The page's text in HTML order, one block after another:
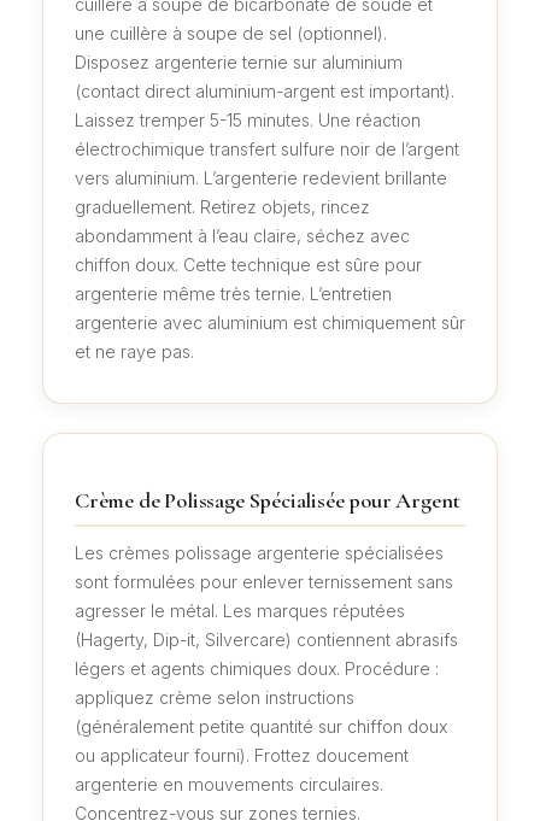
une cuillère à soupe de sel (optionnel).
Disposez argenterie ternie sur aluminium
(contact direct aluminium-argent est important).
Laissez tremper 5-15 minutes. Une réaction
électrochimique transfert sulfure noir de l’argent
vers aluminium. L’argenterie redevient brillante
graduellement. Retirez objets, rincez
abondamment à l’eau claire, séchez avec
chiffon doux. Cette technique est sûre pour
argenterie même très ternie. L’entretien
argenterie avec aluminium est chimiquement sûr
et ne raye pas.
Crème de Polissage Spécialisée pour Argent
Les crèmes polissage argenterie spécialisées
sont formulées pour enlever ternissement sans
agresser le métal. Les marques réputées
(Hagerty, Dip-it, Silvercare) contiennent abrasifs
légers et agents chimiques doux. Procédure :
appliquez crème selon instructions
(généralement petite quantité sur chiffon doux
ou applicateur fourni). Frottez doucement
argenterie en mouvements circulaires.
Concentrez-vous sur zones ternies.